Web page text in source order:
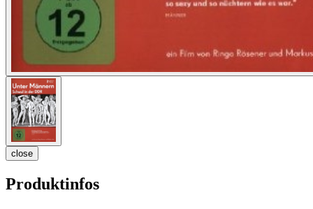
close
Produktinfos